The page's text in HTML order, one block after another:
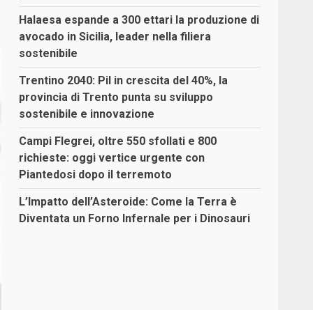
Halaesa espande a 300 ettari la produzione di
avocado in Sicilia, leader nella filiera
sostenibile
Trentino 2040: Pil in crescita del 40%, la
provincia di Trento punta su sviluppo
sostenibile e innovazione
Campi Flegrei, oltre 550 sfollati e 800
richieste: oggi vertice urgente con
Piantedosi dopo il terremoto
L’Impatto dell’Asteroide: Come la Terra è
Diventata un Forno Infernale per i Dinosauri